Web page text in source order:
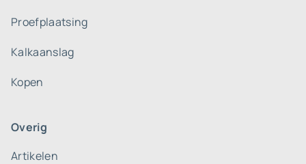
Proefplaatsing
Kalkaanslag
Kopen
Overig
Artikelen